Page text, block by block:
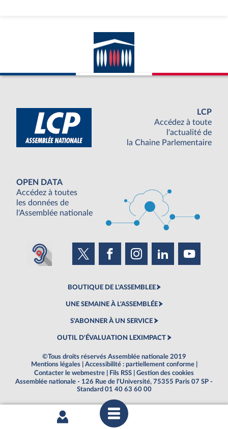
LCP
Accédez à toute
l'actualité de
la Chaine Parlementaire
OPEN DATA
Accédez à toutes
les données de
l'Assemblée nationale
BOUTIQUE DE L'ASSEMBLEE
UNE SEMAINE À L'ASSEMBLÉE
S'ABONNER À UN SERVICE
OUTIL D'ÉVALUATION LEXIMPACT
©Tous droits réservés Assemblée nationale 2019
Mentions légales
Accessibilité : partiellement conforme
Contacter le webmestre
Fils RSS
Gestion des cookies
Assemblée nationale - 126 Rue de l'Université, 75355 Paris 07 SP -
Standard 01 40 63 60 00